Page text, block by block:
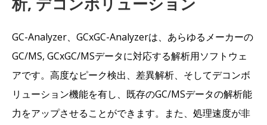
GC-Analyzer、GCxGC-Analyzerは、あらゆるメーカーの
GC/MS, GCxGC/MSデータに対応する解析用ソフトウェ
アです。高度なピーク検出、差異解析、そしてデコンボ
リューション機能を有し、既存のGC/MSデータの解析能
力をアップさせることができます。また、処理速度が非